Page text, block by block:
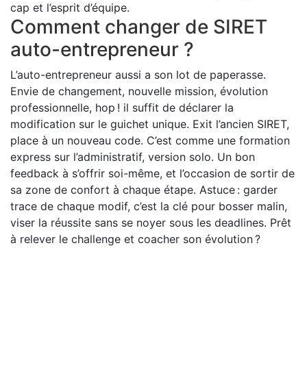
cap et l’esprit d’équipe.
Comment changer de SIRET
auto-entrepreneur ?
L’auto-entrepreneur aussi a son lot de paperasse.
Envie de changement, nouvelle mission, évolution
professionnelle, hop ! il suffit de déclarer la
modification sur le guichet unique. Exit l’ancien SIRET,
place à un nouveau code. C’est comme une formation
express sur l’administratif, version solo. Un bon
feedback à s’offrir soi-même, et l’occasion de sortir de
sa zone de confort à chaque étape. Astuce : garder
trace de chaque modif, c’est la clé pour bosser malin,
viser la réussite sans se noyer sous les deadlines. Prêt
à relever le challenge et coacher son évolution ?